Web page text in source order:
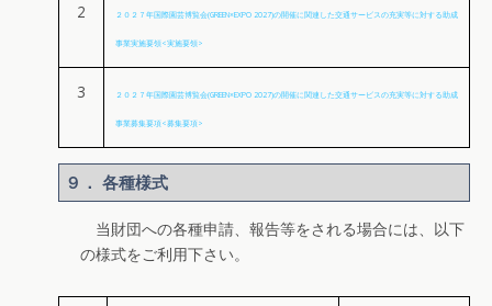
2 ２０２７年国際園芸博覧会(GREEN×EXPO 2027)の開催に関連した交通サービスの充実等に対する助成
事業実施要領<実施要領>
3 ２０２７年国際園芸博覧会(GREEN×EXPO 2027)の開催に関連した交通サービスの充実等に対する助成
事業募集要項<募集要項>
９． 各種様式
当財団への各種申請、報告等をされる場合には、以下
の様式をご利用下さい。